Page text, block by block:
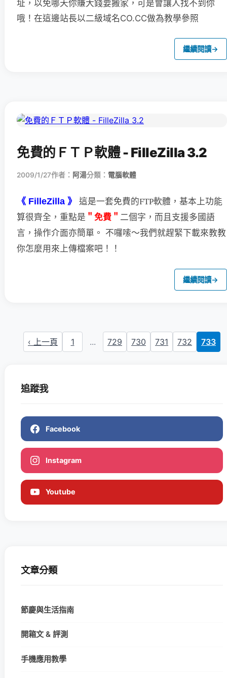
址，以免哪天你賺大錢要搬家，可是會讓人找不到你
哦！在這邊站長以二級域名CO.CC做為教學參照
繼續閱讀→
免費的ＦＴＰ軟體 - FilleZilla 3.2
2009/1/27作者： 阿湯分類： 電腦軟體
《 FilleZilla 》
這是一套免費的FTP軟體，基本上功能
算很齊全，重點是 ＂免費＂ 二個字， 而且支援多國語
言，操作介面亦簡單。
不囉嗦～我們就趕緊下載來教教
你怎麼用來上傳檔案吧！！
繼續閱讀→
‹ 上一頁 1 ... 729 730 731 732 733
追蹤我
Facebook
Instagram
Youtube
文章分類
節慶與生活指南
開箱文 & 評測
手機應用教學